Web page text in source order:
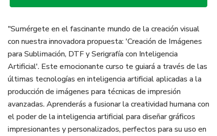
"Sumérgete en el fascinante mundo de la creación visual
con nuestra innovadora propuesta: 'Creación de Imágenes
para Sublimación, DTF y Serigrafía con Inteligencia
Artificial'. Este emocionante curso te guiará a través de las
últimas tecnologías en inteligencia artificial aplicadas a la
producción de imágenes para técnicas de impresión
avanzadas. Aprenderás a fusionar la creatividad humana con
el poder de la inteligencia artificial para diseñar gráficos
impresionantes y personalizados, perfectos para su uso en